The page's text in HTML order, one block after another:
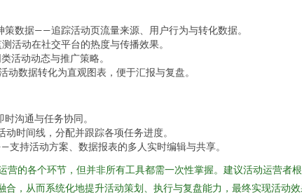
数据——追踪活动页流量来源、用户行为与转化数据。
活动在社交平台的热度与传播效果。
活动动态与推广策略。
数据转化为直观图表，便于汇报与复盘。
沟通与任务协同。
时间线，分配并跟踪各项任务进度。
持活动方案、数据报表的多人实时编辑与共享。
的各个环节，但并非所有工具都需一次性掌握。建议活动运营者
，从而系统化地提升活动策划、执行与复盘能力，最终实现活动